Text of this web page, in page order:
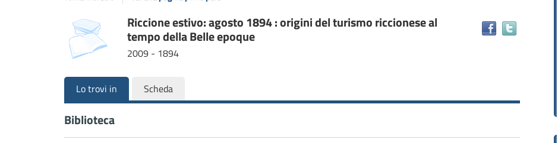
Dettaglio
del
documento
copertina Riccione estivo: agosto 1894 : origini del turismo riccionese al
tempo della Belle epoque
2009 - 1894
Lo trovi in Scheda
Biblioteca